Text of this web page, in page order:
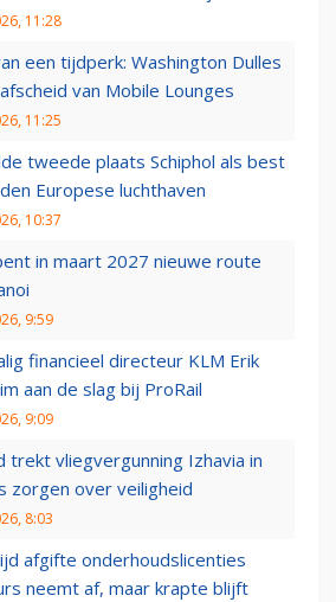
11:28
een tijdperk: Washington Dulles
van Mobile Lounges
11:25
tweede plaats Schiphol als best
Europese luchthaven
10:37
in maart 2027 nieuwe route
9:59
financieel directeur KLM Erik
aan de slag bij ProRail
9:09
trekt vliegvergunning Izhavia in
zorgen over veiligheid
8:03
afgifte onderhoudslicenties
neemt af, maar krapte blijft